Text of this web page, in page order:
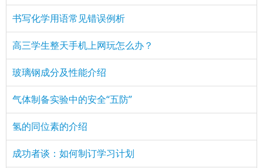
书写化学用语常见错误例析
高三学生整天手机上网玩怎么办？
玻璃钢成分及性能介绍
气体制备实验中的安全“五防”
氢的同位素的介绍
成功者谈：如何制订学习计划